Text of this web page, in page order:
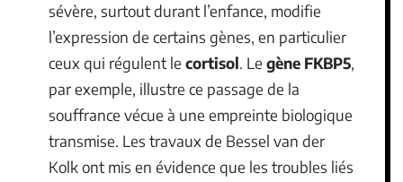
sévère, surtout durant l’enfance, modifie
l’expression de certains gènes, en particulier
ceux qui régulent le cortisol. Le gène FKBP5,
par exemple, illustre ce passage de la
souffrance vécue à une empreinte biologique
transmise. Les travaux de Bessel van der
Kolk ont mis en évidence que les troubles liés